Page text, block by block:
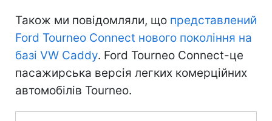
Також ми повідомляли, що представлений
Ford Tourneo Connect нового покоління на
базі VW Caddy. Ford Tourneo Connect-це
пасажирська версія легких комерційних
автомобілів Tourneo.